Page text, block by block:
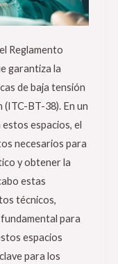
Reglamento
garantiza la
de baja tensión
BT-38). En un
espacios, el
necesarios para
y obtener la
estas
técnicos,
para
espacios
para los